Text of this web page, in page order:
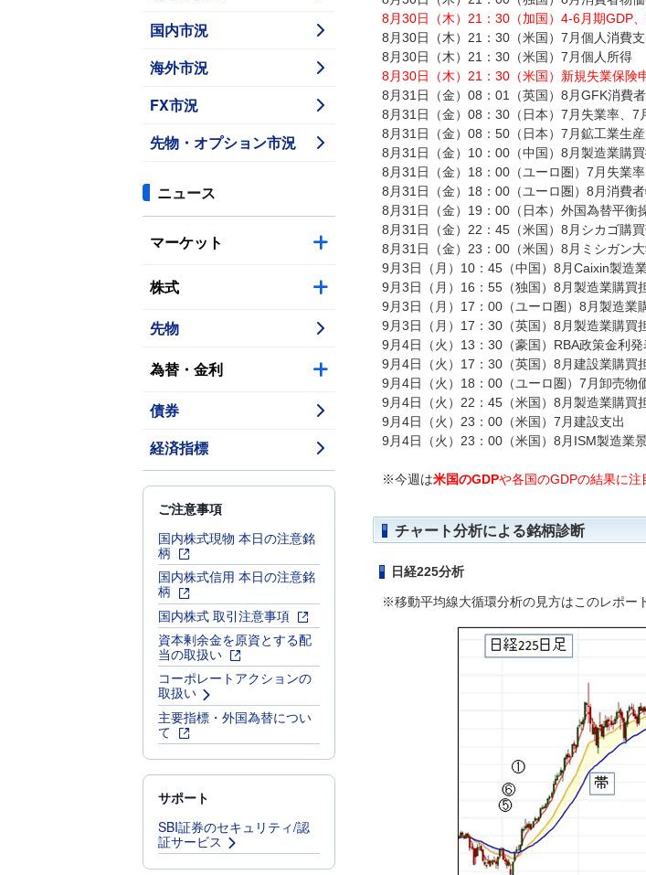
国内市況
海外市況
FX市況
先物・オプション市況
ニュース
マーケット
株式
先物
為替・金利
債券
経済指標
ご注意事項
国内株式現物 本日の注意銘
柄
国内株式信用 本日の注意銘
柄
国内株式 取引注意事項
資本剰余金を原資とする配
当の取扱い
コーポレートアクションの
取扱い
主要指標・外国為替につい
て
サポート
SBI証券のセキュリティ/認
証サービス
8月30日（木）21：30（加国）4-6月期GDP
8月30日（木）21：30（米国）7月個人消費支
8月30日（木）21：30（米国）7月個人所得
8月30日（木）21：30（米国）新規失業保険
8月31日（金）08：01（英国）8月GFK消費
8月31日（金）08：30（日本）7月失業率、7
8月31日（金）08：50（日本）7月鉱工業生
8月31日（金）10：00（中国）8月製造業購
8月31日（金）18：00（ユーロ圏）7月失業率
8月31日（金）18：00（ユーロ圏）8月消費
8月31日（金）19：00（日本）外国為替平衡
8月31日（金）22：45（米国）8月シカゴ購
8月31日（金）23：00（米国）8月ミシガン
9月3日（月）10：45（中国）8月Caixin製造
9月3日（月）16：55（独国）8月製造業購買
9月3日（月）17：00（ユーロ圏）8月製造業
9月3日（月）17：30（英国）8月製造業購買
9月4日（火）13：30（豪国）RBA政策金利発
9月4日（火）17：30（英国）8月建設業購買
9月4日（火）18：00（ユーロ圏）7月卸売物
9月4日（火）22：45（米国）8月製造業購買
9月4日（火）23：00（米国）7月建設支出
9月4日（火）23：00（米国）8月ISM製造業
※今週は米国のGDPや各国のGDPの結果に注
チャート分析による銘柄診断
日経225分析
※移動平均線大循環分析の見方はこのレポー